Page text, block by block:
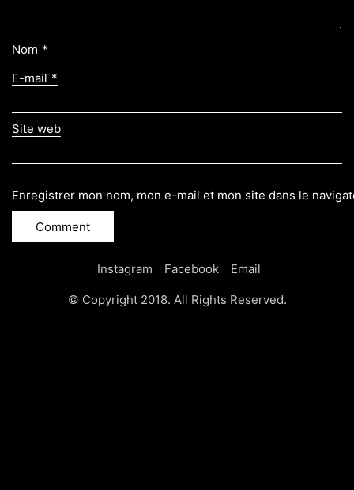
Nom *
E-mail *
Site web
Enregistrer mon nom, mon e-mail et mon site dans le
Instagram Facebook Email
© Copyright 2018. All Rights Reserved.